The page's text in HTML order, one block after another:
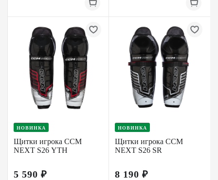
НОВИНКА
Щитки игрока CCM
NEXT S26 YTH
5 590 ₽
НОВИНКА
Щитки игрока CCM
NEXT S26 SR
8 190 ₽